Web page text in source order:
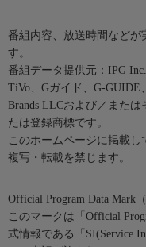
番組内容、放送時間などが
す。
番組データ提供元：IPG Inc.
TiVo、Gガイド、G-GUIDE
Brands LLCおよび／また
たは登録商標です。
このホームページに掲載
複写・転載を禁じます。
Official Program Data Mark
このマークは「Official
式情報である「SI(Service